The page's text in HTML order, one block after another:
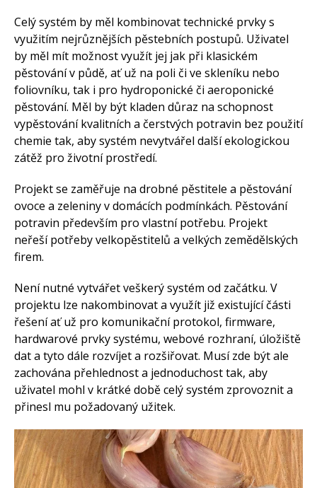
Celý systém by měl kombinovat technické prvky s
využitím nejrůznějších pěstebních postupů. Uživatel
by měl mít možnost využít jej jak při klasickém
pěstování v půdě, ať už na poli či ve skleníku nebo
foliovníku, tak i pro hydroponické či aeroponické
pěstování. Měl by být kladen důraz na schopnost
vypěstování kvalitních a čerstvých potravin bez použití
chemie tak, aby systém nevytvářel další ekologickou
zátěž pro životní prostředí.
Projekt se zaměřuje na drobné pěstitele a pěstování
ovoce a zeleniny v domácích podmínkách. Pěstování
potravin především pro vlastní potřebu. Projekt
neřeší potřeby velkopěstitelů a velkých zemědělských
firem.
Není nutné vytvářet veškerý systém od začátku. V
projektu lze nakombinovat a využít již existující části
řešení ať už pro komunikační protokol, firmware,
hardwarové prvky systému, webové rozhraní, úložiště
dat a tyto dále rozvíjet a rozšiřovat. Musí zde být ale
zachována přehlednost a jednoduchost tak, aby
uživatel mohl v krátké době celý systém zprovoznit a
přinesl mu požadovaný užitek.